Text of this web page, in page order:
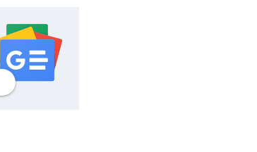
profilgoogle news